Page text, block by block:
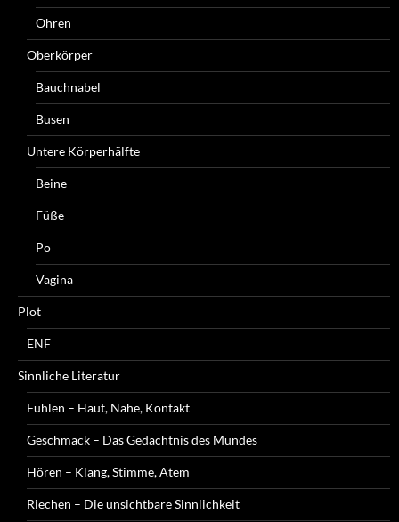
Ohren
Oberkörper
Bauchnabel
Busen
Untere Körperhälfte
Beine
Füße
Po
Vagina
Plot
ENF
Sinnliche Literatur
Fühlen – Haut, Nähe, Kontakt
Geschmack – Das Gedächtnis des Mundes
Hören – Klang, Stimme, Atem
Riechen – Die unsichtbare Sinnlichkeit